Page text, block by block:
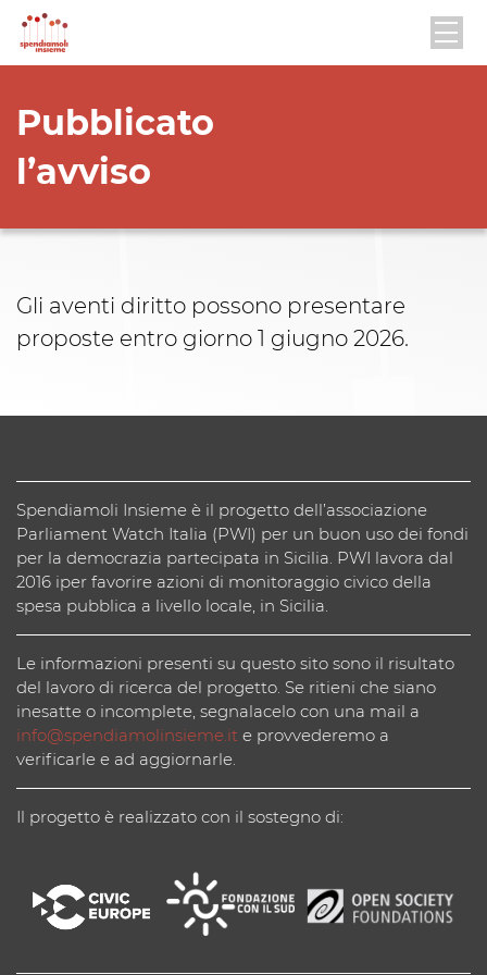
Pubblicato
l’avviso
Gli aventi diritto possono presentare
proposte entro giorno 1 giugno 2026.
Spendiamoli Insieme è il progetto dell’associazione
Parliament Watch Italia (PWI) per un buon uso dei fondi
per la democrazia partecipata in Sicilia. PWI lavora dal
2016 iper favorire azioni di monitoraggio civico della
spesa pubblica a livello locale, in Sicilia.
Le informazioni presenti su questo sito sono il risultato
del lavoro di ricerca del progetto. Se ritieni che siano
inesatte o incomplete, segnalacelo con una mail a
info@spendiamolinsieme.it e provvederemo a
verificarle e ad aggiornarle.
Il progetto è realizzato con il sostegno di: